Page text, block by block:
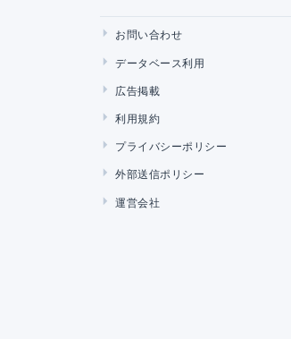
お問い合わせ
データベース利用
広告掲載
利用規約
プライバシーポリシー
外部送信ポリシー
運営会社